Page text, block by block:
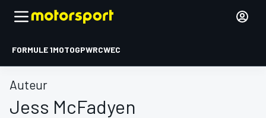
FORMULE 1MOTOGPWRCWEC
Auteur
Jess McFadyen